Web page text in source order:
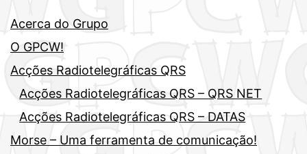
Acerca do Grupo
O GPCW!
Acções Radiotelegráficas QRS
Acções Radiotelegráficas QRS – QRS NET
Acções Radiotelegráficas QRS – DATAS
Morse – Uma ferramenta de comunicação!